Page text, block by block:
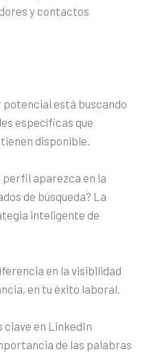
y contactos
está buscando
específicas que
disponible.
perfil aparezca en la
de búsqueda? La
inteligente de
en la visibilidad
en tu éxito laboral.
en LinkedIn
de las palabras